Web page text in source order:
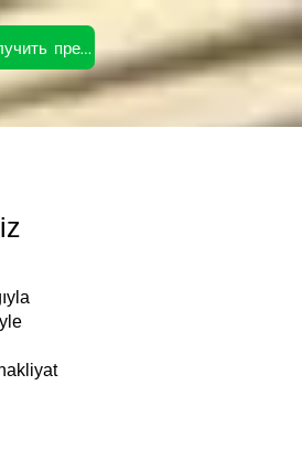
Получить предложение